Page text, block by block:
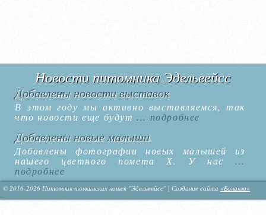
Новости питомника Эдельвейсс
Добавлены новости выставок
В этом году мы активно выставляемся, так
что новости еще будут ... подробнее
Добавлены новые малыши
Добавлены фотографии новых малышей из
нашего цветного помета Х. У нас ...
подробнее
© 2016-2026 Питомник тонкинских кошек "Эдельвейсс" | Создание сайта «Бонанза»